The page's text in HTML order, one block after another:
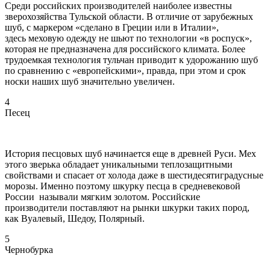
Среди российских производителей наиболее известны
зверохозяйства Тульской области. В отличие от зарубежных
шуб, с маркером «сделано в Греции или в Италии»,
здесь меховую одежду не шьют по технологии «в роспуск»,
которая не предназначена для российского климата. Более
трудоемкая технология тульчан приводит к удорожанию шуб
по сравнению с «европейскими», правда, при этом и срок
носки наших шуб значительно увеличен.
4
Песец
История песцовых шуб начинается еще в древней Руси. Мех
этого зверька обладает уникальными теплозащитными
свойствами и спасает от холода даже в шестидесятиградусные
морозы. Именно поэтому шкурку песца в средневековой
России называли мягким золотом. Российские
производители поставляют на рынки шкурки таких пород,
как Вуалевый, Шедоу, Полярный.
5
Чернобурка